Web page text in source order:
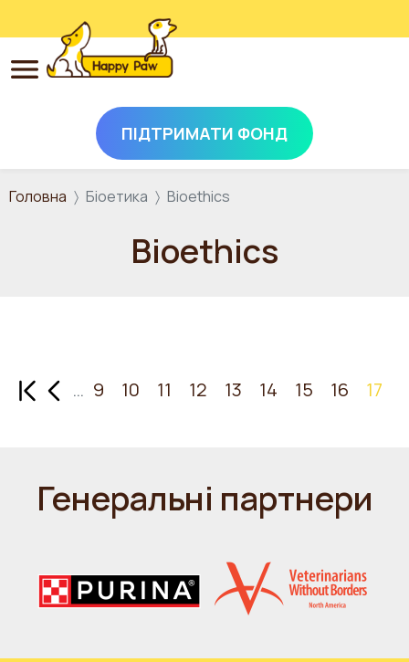
Перейти до основного вмісту
ПІДТРИМАТИ ФОНД
Головна Біоетика Bioethics
Bioethics
Перша сторінка
Попередня сторінка
… 9 10 11 12 13 14 15 16 17
Генеральні партнери